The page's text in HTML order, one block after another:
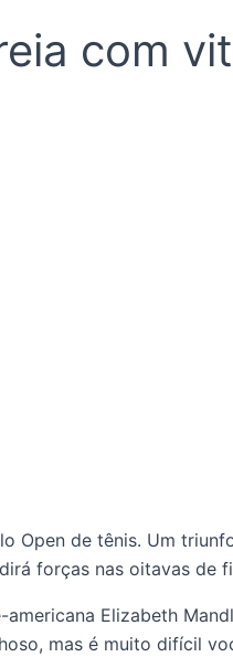
com
Open de tênis. Um
forças nas oitavas de
Elizabeth
mas é muito difícil